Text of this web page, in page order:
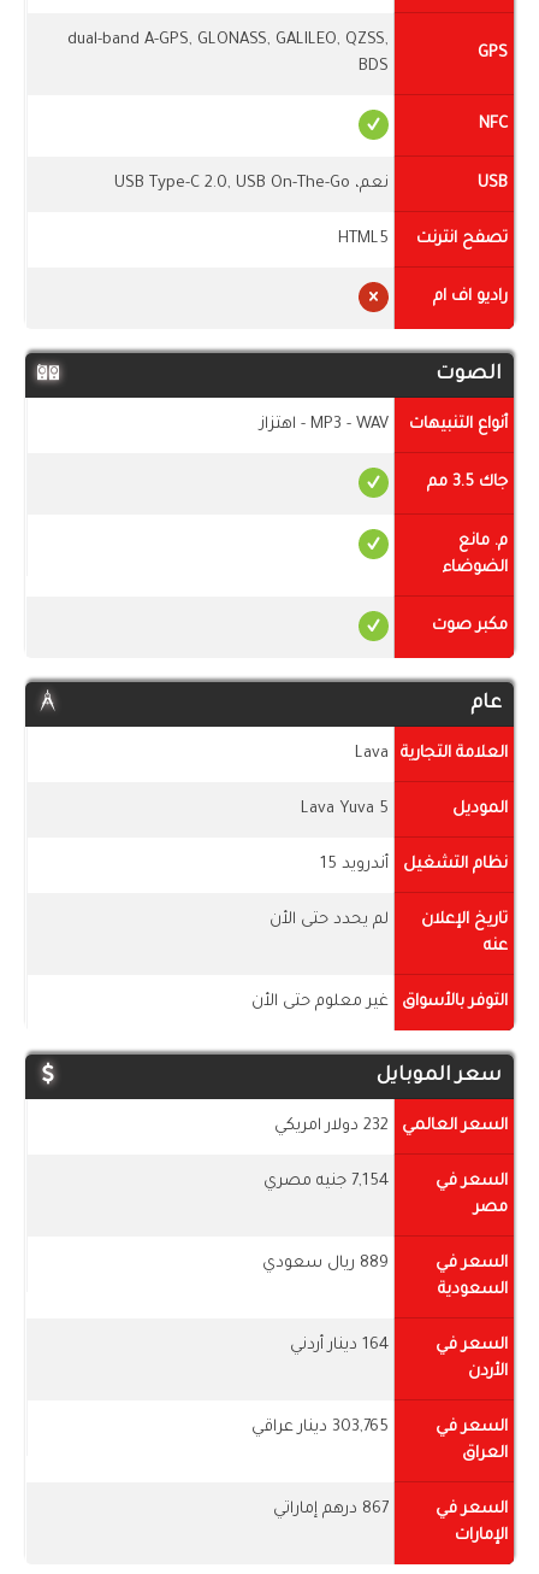
GPS
dual-band A-GPS, GLONASS, GALILEO, QZSS,
BDS
NFC
USB نعم، USB Type-C 2.0, USB On-The-Go
تصفح انترنت HTML5
راديو اف ام
الصوت
أنواع التنبيهات MP3 - WAV - اهتزاز
جاك 3.5 مم
م. مانع
الضوضاء
مكبر صوت
عام
العلامة التجارية Lava
الموديل Lava Yuva 5
نظام التشغيل أندرويد 15
تاريخ الإعلان
عنه
لم يحدد حتى الأن
التوفر بالأسواق غير معلوم حتى الأن
سعر الموبايل
السعر العالمي 232 دولار امريكي
السعر في
مصر
7,154 جنيه مصري
السعر في
السعودية
889 ريال سعودي
السعر في
الأردن
164 دينار أردني
السعر في
العراق
303,765 دينار عراقي
السعر في
الإمارات
867 درهم إماراتي